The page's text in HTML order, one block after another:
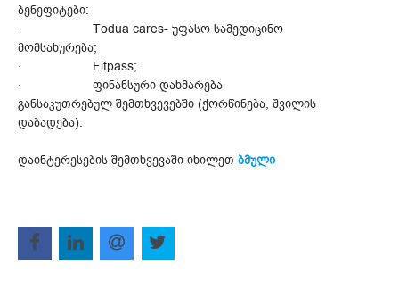
ბენეფიტები:
· Todua cares- უფასო სამედიცინო
მომსახურება;
· Fitpass;
· ფინანსური დახმარება
განსაკუთრებულ შემთხვევებში (ქორწინება, შვილის
დაბადება).
დაინტერესების შემთხვევაში იხილეთ ბმული